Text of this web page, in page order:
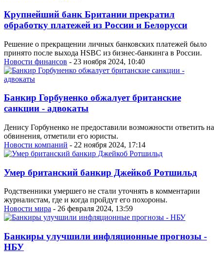
Крупнейший банк Британии прекратил
обработку платежей из России и Белорусси
Решение о прекращении личных банковских платежей было
принято после выхода HSBC из бизнес-банкинга в России.
Новости финансов - 23 ноября 2024, 10:40
Банкир Горбуненко обжалует британские
санкции - адвокаты
Денису Горбуненко не предоставили возможности ответить на
обвинения, отметили его юристы.
Новости компаний - 22 ноября 2024, 17:14
Умер британский банкир Джейкоб Ротшильд
Родственники умершего не стали уточнять в комментарии
журналистам, где и когда пройдут его похороны.
Новости мира - 26 февраля 2024, 13:59
Банкиры улучшили инфляционные прогнозы -
НБУ